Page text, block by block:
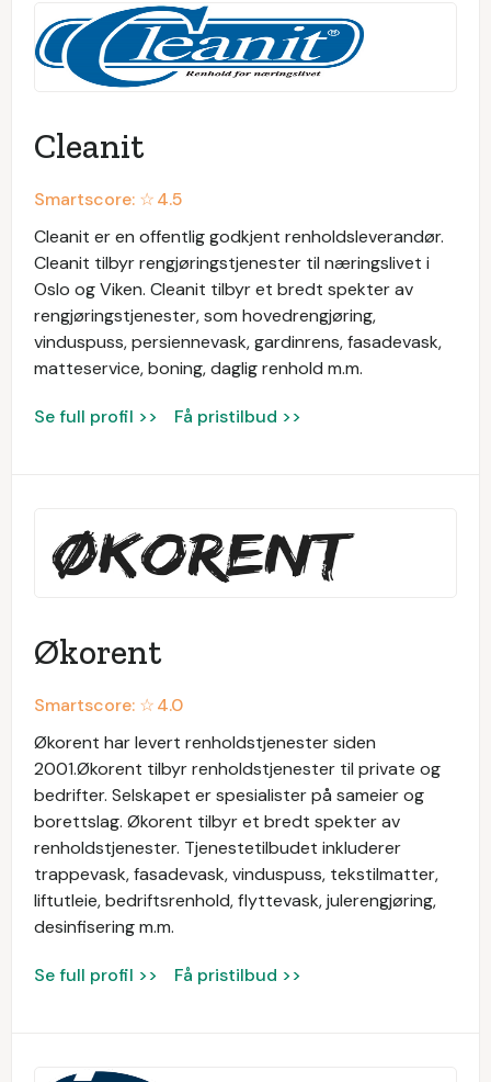
Cleanit
Smartscore: ☆4.5
Cleanit er en offentlig godkjent renholdsleverandør.
Cleanit tilbyr rengjøringstjenester til næringslivet i
Oslo og Viken. Cleanit tilbyr et bredt spekter av
rengjøringstjenester, som hovedrengjøring,
vinduspuss, persiennevask, gardinrens, fasadevask,
matteservice, boning, daglig renhold m.m.
Se full profil >> Få pristilbud >>
Økorent
Smartscore: ☆4.0
Økorent har levert renholdstjenester siden
2001.Økorent tilbyr renholdstjenester til private og
bedrifter. Selskapet er spesialister på sameier og
borettslag. Økorent tilbyr et bredt spekter av
renholdstjenester. Tjenestetilbudet inkluderer
trappevask, fasadevask, vinduspuss, tekstilmatter,
liftutleie, bedriftsrenhold, flyttevask, julerengjøring,
desinfisering m.m.
Se full profil >> Få pristilbud >>